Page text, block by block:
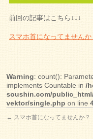
前回の記事はこちら↓↓↓
スマホ首になってませんか
Warning: count():
implements Countable in/
soushin.com/
vektor/single.php on line
← スマホ首になってませんか？